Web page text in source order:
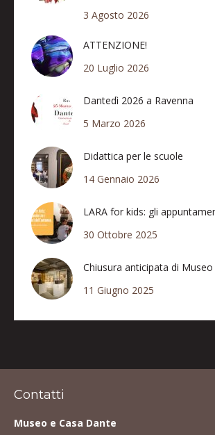
3 Agosto 2026
ATTENZIONE!
20 Luglio 2026
Dantedì 2026 a Ravenna
5 Marzo 2026
Didattica per le scuole
14 Gennaio 2026
LARA for kids: gli
30 Ottobre 2025
Chiusura anticipata di
11 Giugno 2025
Contatti
Museo e Casa Dante